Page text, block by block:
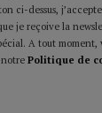
ci-dessus,
je reçoive la
A tout moment,
Politique de